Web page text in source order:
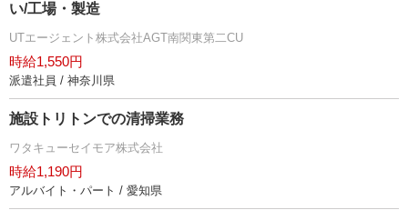
い/工場・製造
UTエージェント株式会社AGT南関東第二CU
時給1,550円
派遣社員 / 神奈川県
施設トリトンでの清掃業務
ワタキューセイモア株式会社
時給1,190円
アルバイト・パート / 愛知県